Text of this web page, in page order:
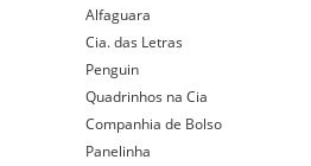
Alfaguara
Cia. das Letras
Penguin
Quadrinhos na Cia
Companhia de Bolso
Panelinha